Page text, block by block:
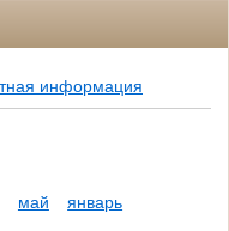
информация
май
январь